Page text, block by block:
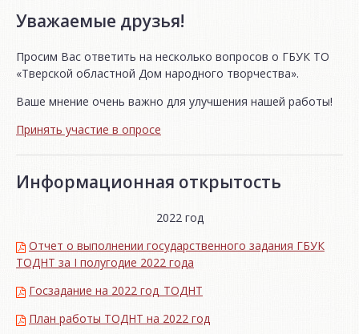
Уважаемые друзья!
Просим Вас ответить на несколько вопросов о ГБУК ТО
«Тверской областной Дом народного творчества».
Ваше мнение очень важно для улучшения нашей работы!
Принять участие в опросе
Информационная открытость
2022 год
Отчет о выполнении государственного задания ГБУК
ТОДНТ за I полугодие 2022 года
Госзадание на 2022 год_ТОДНТ
План работы ТОДНТ на 2022 год